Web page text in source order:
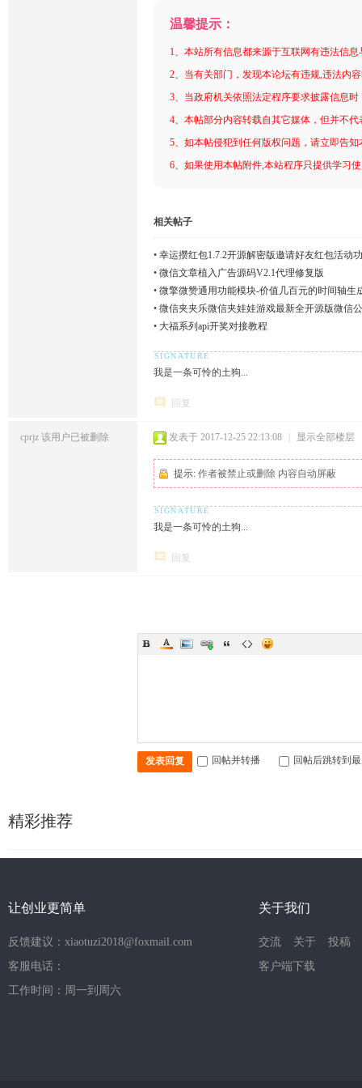
温馨提示：
1、本站所有信息都来源于互联网有违法信
2、当有关部门，发现本论坛有违规,违法内
3、当政府机关依照法定程序要求披露信息
4、本帖部分内容转载自其它媒体，但并不
5、如本帖侵犯到任何版权问题，请立即告
6、如果使用本帖附件,本站程序只提供学习
相关帖子
• 幸运攒红包1.7.2开源解密版邀请好友红包活动
• 微信文章植入广告源码V2.1代理修复版
• 微擎微赞通用功能模块-价值几百元的时间轴生
• 微信夹夹乐微信夹娃娃游戏最新全开源版微信
• 大福系列api开奖对接教程
我是一条可怜的土狗...
回复
cprjz 该用户已被删除 发表于 2017-12-25 22:13:08 | 显示全部楼层
提示: 作者被禁止或删除 内容自动屏蔽
我是一条可怜的土狗...
回复
发表回复 回帖并转播 回帖后跳转到
精彩推荐
让创业更简单
反馈建议：xiaotuzi2018@foxmail.com
客服电话：
工作时间：周一到周六
关于我们
交流 关于
投稿
客户端下载